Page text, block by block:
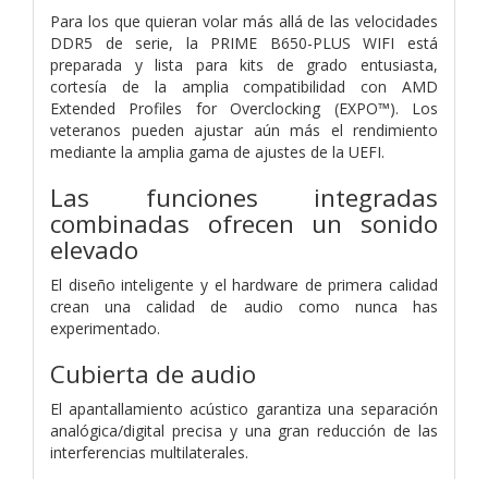
Para los que quieran volar más allá de las velocidades
DDR5 de serie, la PRIME B650-PLUS WIFI está
preparada y lista para kits de grado entusiasta,
cortesía de la amplia compatibilidad con AMD
Extended Profiles for Overclocking (EXPO™). Los
veteranos pueden ajustar aún más el rendimiento
mediante la amplia gama de ajustes de la UEFI.
Las funciones integradas
combinadas ofrecen un sonido
elevado
El diseño inteligente y el hardware de primera calidad
crean una calidad de audio como nunca has
experimentado.
Cubierta de audio
El apantallamiento acústico garantiza una separación
analógica/digital precisa y una gran reducción de las
interferencias multilaterales.